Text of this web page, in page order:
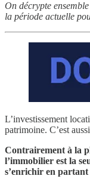
On décrypte
la période actuelle
L’investissement
patrimoine. C’est
Contrairement à la
l’immobilier est la
s’enrichir en partant